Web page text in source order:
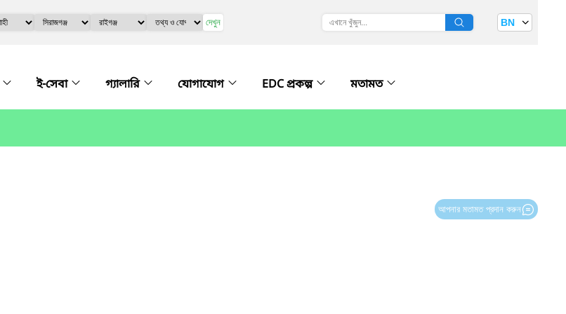
দেখুন BN
ই-সেবা গ্যালারি যোগাযোগ EDC প্রকল্প মতামত
আপনার মতামত প্রদান করুন